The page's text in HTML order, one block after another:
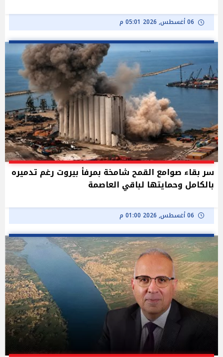
06 أغسطس, 2026 05:01 م
سر بقاء صوامع القمح شامخة بمرفأ بيروت رغم تدميره
بالكامل وحمايتها لباقي العاصمة
06 أغسطس, 2026 01:00 م